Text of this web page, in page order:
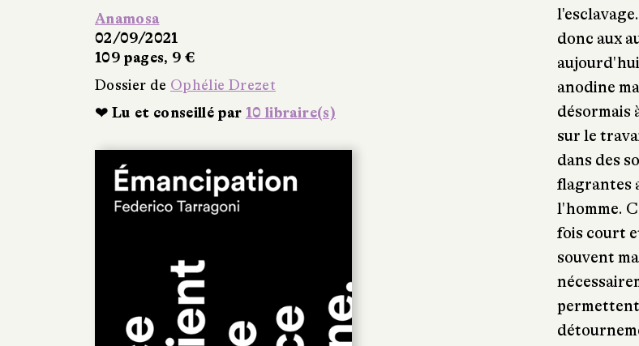
Anamosa
02/09/2021
109 pages, 9 €
Dossier de Ophélie Drezet
❤ Lu et conseillé par 10 libraire(s)
donc aux
anodine
désormais
sur le
dans des
flagrantes
l'homme.
fois court
souvent